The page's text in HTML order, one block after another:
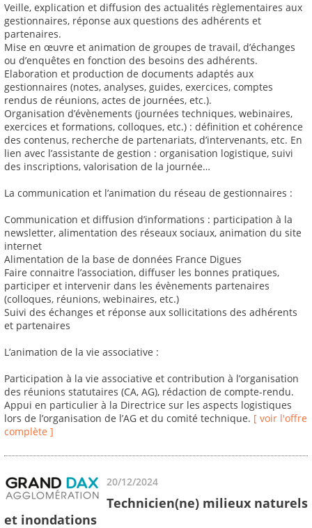
Veille, explication et diffusion des actualités règlementaires aux
gestionnaires, réponse aux questions des adhérents et
partenaires.
Mise en œuvre et animation de groupes de travail, d’échanges
ou d’enquêtes en fonction des besoins des adhérents.
Elaboration et production de documents adaptés aux
gestionnaires (notes, analyses, guides, exercices, comptes
rendus de réunions, actes de journées, etc.).
Organisation d’évènements (journées techniques, webinaires,
exercices et formations, colloques, etc.) : définition et cohérence
des contenus, recherche de partenariats, d’intervenants, etc. En
lien avec l’assistante de gestion : organisation logistique, suivi
des inscriptions, valorisation de la journée…
La communication et l’animation du réseau de gestionnaires :
Communication et diffusion d’informations : participation à la
newsletter, alimentation des réseaux sociaux, animation du site
internet
Alimentation de la base de données France Digues
Faire connaitre l’association, diffuser les bonnes pratiques,
participer et intervenir dans les évènements partenaires
(colloques, réunions, webinaires, etc.)
Suivi des échanges et réponse aux sollicitations des adhérents
et partenaires
L’animation de la vie associative :
Participation à la vie associative et contribution à l’organisation
des réunions statutaires (CA, AG), rédaction de compte-rendu.
Appui en particulier à la Directrice sur les aspects logistiques
lors de l’organisation de l’AG et du comité technique. [ voir l'offre
complète ]
20/12/2024
Technicien(ne) milieux naturels
et inondations